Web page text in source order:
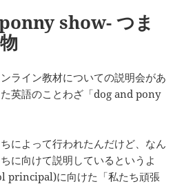
show- つま
ライン教材についての説明会があ
英語のことわざ「dog and pony
によって行われたんだけど、なん
に向けて説明しているというよ
principal)に向けた「私たち頑張